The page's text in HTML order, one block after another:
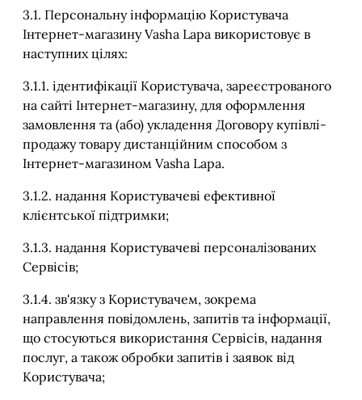
3.1. Персональну інформацію Користувача
Інтернет-магазину Vasha Lapa використовує в
наступних цілях:
3.1.1. ідентифікації Користувача, зареєстрованого
на сайті Інтернет-магазину, для оформлення
замовлення та (або) укладення Договору купівлі-
продажу товару дистанційним способом з
Інтернет-магазином Vasha Lapa.
3.1.2. надання Користувачеві ефективної
клієнтської підтримки;
3.1.3. надання Користувачеві персоналізованих
Сервісів;
3.1.4. зв'язку з Користувачем, зокрема
направлення повідомлень, запитів та інформації,
що стосуються використання Сервісів, надання
послуг, а також обробки запитів і заявок від
Користувача;